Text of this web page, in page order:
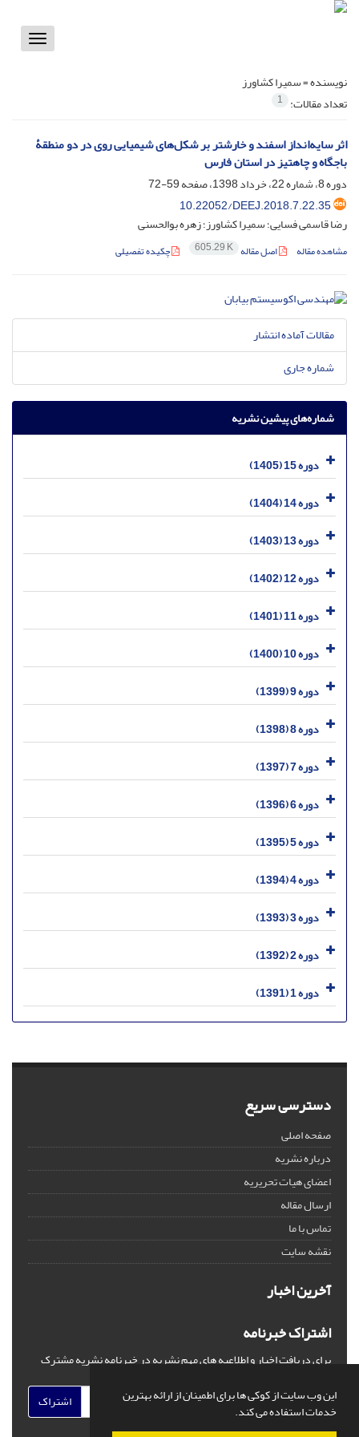
این وب سایت از کوکی ها برای اطمینان از ارائه بهترین
خدمات استفاده می کند.
Toggle
نویسنده =سمیرا کشاورز
تعداد مقالات: 1
اثر سایه‌انداز اسفند و خارشتر بر شکل‌های شیمیایی روی در دو منطقۀ
باجگاه و چاهتیز در استان فارس
دوره 8، شماره 22، خرداد 1398، صفحه
59-72
10.22052/DEEJ.2018.7.22.35
رضا قاسمی فسایی؛ سمیرا کشاورز؛ زهره بوالحسنی
مشاهده مقاله اصل مقاله 605.29 K چکیده تفصیلی
مقالات آماده انتشار
شماره جاری
شماره‌های پیشین نشریه
دوره 15 (1405)
دوره 14 (1404)
دوره 13 (1403)
دوره 12 (1402)
دوره 11 (1401)
دوره 10 (1400)
دوره 9 (1399)
دوره 8 (1398)
دوره 7 (1397)
دوره 6 (1396)
دوره 5 (1395)
دوره 4 (1394)
دوره 3 (1393)
دوره 2 (1392)
دوره 1 (1391)
دسترسی سریع
صفحه اصلی
درباره نشریه
اعضای هیات تحریریه
ارسال مقاله
تماس با ما
نقشه سایت
آخرین اخبار
اشتراک خبرنامه
برای دریافت اخبار و اطلاعیه های مهم نشریه در خبرنامه نشریه مشترک
اشتراک